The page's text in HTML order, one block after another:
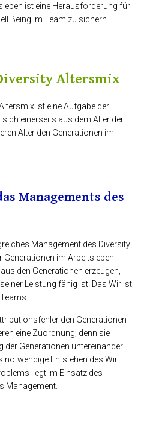
ist eine Herausforderung für
Being im Team zu sichern.
Altersmix
ist eine Aufgabe der
einerseits aus dem Alter der
Alter den Generationen im
Managements des
Management des Diversity
im Arbeitsleben.
den Generationen erzeugen,
Leistung fähig ist. Das Wir ist
den Generationen
eine Zuordnung; denn sie
der Generationen untereinander
notwendige Entstehen des Wir
liegt im Einsatz des
Management.